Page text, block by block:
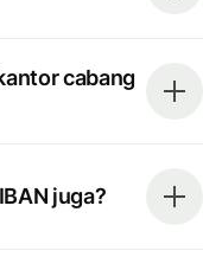
cabang
juga?